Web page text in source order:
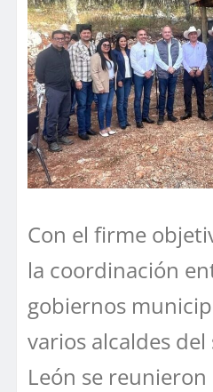
Con el firme
la coordinación
gobiernos
varios alcaldes
León se reunieron